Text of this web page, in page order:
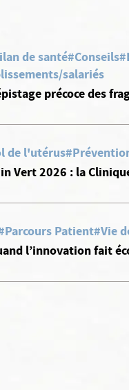
de santé#Conseils
salariés
précoce des
de l'utérus
Vert 2026 : la
Patient#Vie
l’innovation fait